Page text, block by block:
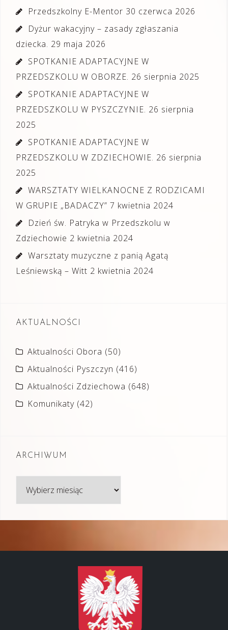
Przedszkolny E-Mentor 30 czerwca 2026
Dyżur wakacyjny – zasady zgłaszania
dziecka. 29 maja 2026
SPOTKANIE ADAPTACYJNE W
PRZEDSZKOLU W OBORZE. 26 sierpnia 2025
SPOTKANIE ADAPTACYJNE W
PRZEDSZKOLU W PYSZCZYNIE. 26 sierpnia
2025
SPOTKANIE ADAPTACYJNE W
PRZEDSZKOLU W ZDZIECHOWIE. 26 sierpnia
2025
WARSZTATY WIELKANOCNE Z RODZICAMI
W GRUPIE „BADACZY” 7 kwietnia 2024
Dzień św. Patryka w Przedszkolu w
Zdziechowie 2 kwietnia 2024
Warsztaty muzyczne z panią Agatą
Leśniewską – Witt 2 kwietnia 2024
AKTUALNOŚCI
Aktualności Obora (50)
Aktualności Pyszczyn (416)
Aktualności Zdziechowa (648)
Komunikaty (42)
ARCHIWUM